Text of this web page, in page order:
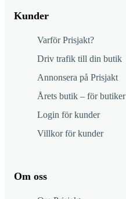
Kunder
Varför Prisjakt?
Driv trafik till din butik
Annonsera på Prisjakt
Årets butik – för butiker
Login för kunder
Villkor för kunder
Om oss